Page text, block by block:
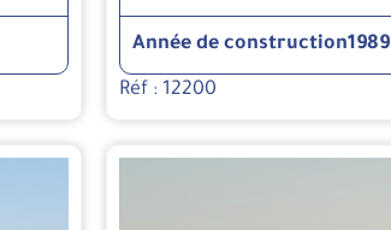
Année de construction1989
Réf : 12200